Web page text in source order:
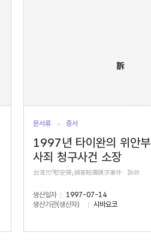
문서류 증서
1997년 타이완의 위안
사죄 청구사건 소장
台湾元「慰安婦」損害賠償請求事件 訴状
생산일자
1997-07-14
생산기관(생산자)
시바요코